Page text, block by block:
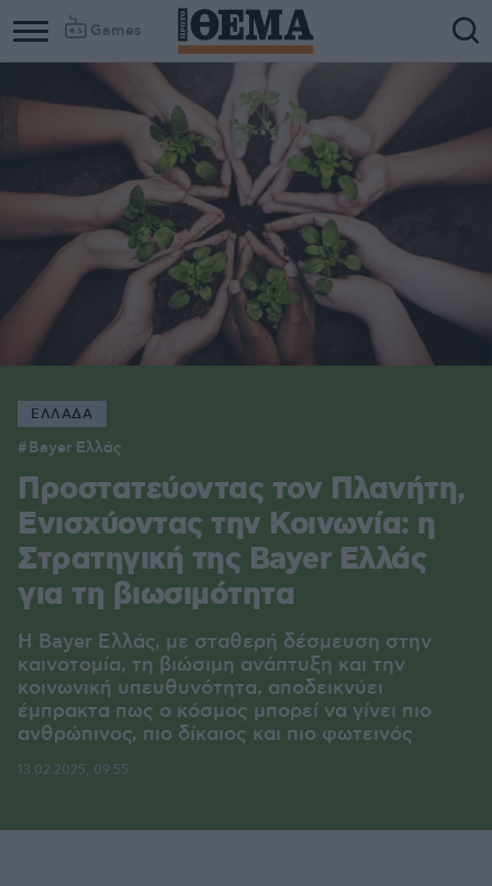
Games
ΕΛΛΑΔΑ
Bayer Ελλάς
Προστατεύοντας τον Πλανήτη,
Ενισχύοντας την Κοινωνία: η
Στρατηγική της Bayer Ελλάς
για τη βιωσιμότητα
Η Bayer Ελλάς, με σταθερή δέσμευση στην
καινοτομία, τη βιώσιμη ανάπτυξη και την
κοινωνική υπευθυνότητα, αποδεικνύει
έμπρακτα πως ο κόσμος μπορεί να γίνει πιο
ανθρώπινος, πιο δίκαιος και πιο φωτεινός
13.02.2025, 09:55